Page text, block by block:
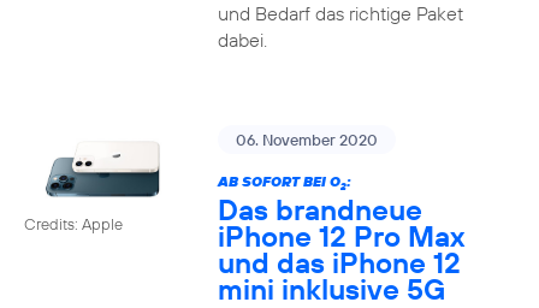
und Bedarf das richtige Paket
dabei.
Credits: Apple
06. November 2020
AB SOFORT BEI O2:
Das brandneue
iPhone 12 Pro Max
und das iPhone 12
mini inklusive 5G